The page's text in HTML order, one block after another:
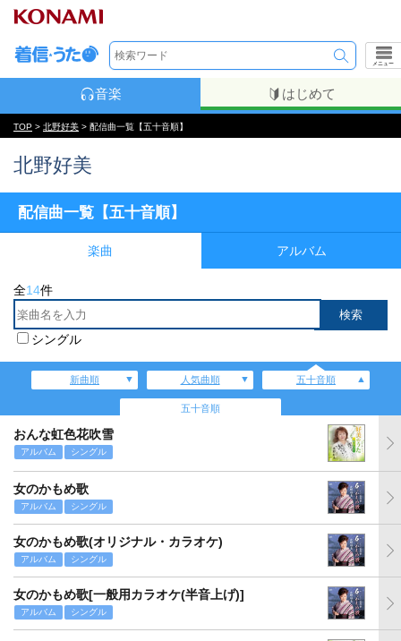
メニュー
音楽 はじめて
TOP > 北野好美 > 配信曲一覧【五十音順】
北野好美
配信曲一覧【五十音順】
楽曲 アルバム
全14件
シングル
新曲順 人気曲順 五十音順
五十音順
おんな虹色花吹雪
アルバム シングル
女のかもめ歌
アルバム シングル
女のかもめ歌(オリジナル・カラオケ)
アルバム シングル
女のかもめ歌[一般用カラオケ(半音上げ)]
アルバム シングル